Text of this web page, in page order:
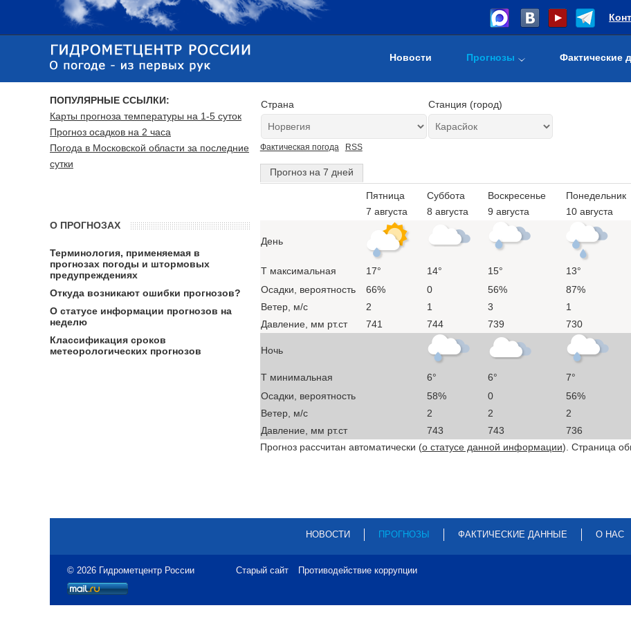
Новости Прогнозы Фактические
Страна Станция (город)
Фактическая погода RSS
Прогноз на 7 дней
Пятница
7 августа
Суббота
8 августа
Воскресенье
9 августа
Понедельник
10 августа
День
T максимальная 17° 14° 15° 13°
Осадки, вероятность
66% 0 56% 87%
Ветер, м/с
2 1 3 1
Давление, мм рт.ст
741 744 739 730
Ночь
T минимальная 6° 6° 7°
Осадки, вероятность
58% 0 56%
Ветер, м/с
2 2 2
Давление, мм рт.ст
743 743 736
Прогноз рассчитан автоматически (о статусе данной информации). Страница
ПОПУЛЯРНЫЕ ССЫЛКИ:
Карты прогноза температуры на 1-5 суток
Прогноз осадков на 2 часа
Погода в Московской области за последние
сутки
О ПРОГНОЗАХ
Терминология, применяемая в
прогнозах погоды и штормовых
предупреждениях
Откуда возникают ошибки прогнозов?
О статусе информации прогнозов на
неделю
Классификация сроков
метеорологических прогнозов
НОВОСТИ ПРОГНОЗЫ ФАКТИЧЕСКИЕ ДАННЫЕ О НАС
© 2026 Гидрометцентр России Старый сайт Противодействие коррупции